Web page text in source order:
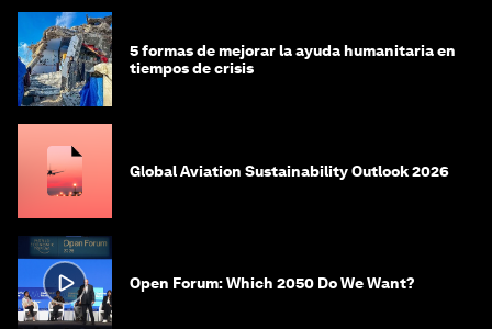
5 formas de mejorar la ayuda humanitaria en
tiempos de crisis
Global Aviation Sustainability Outlook 2026
Open Forum: Which 2050 Do We Want?